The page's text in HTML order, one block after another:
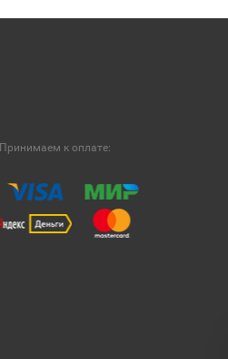
Принимаем к оплате: